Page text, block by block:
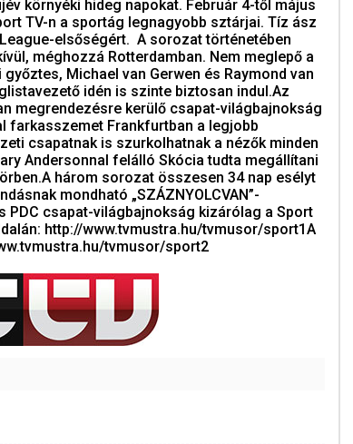
környéki hideg napokat. Február 4-től május
TV-n a sportág legnagyobb sztárjai. Tíz ász
elsőségért. A sorozat történetében
méghozzá Rotterdamban. Nem meglepő a
Michael van Gerwen és Raymond van
idén is szinte biztosan indul.Az
megrendezésre kerülő csapat-világbajnokság
farkasszemet Frankfurtban a legjobb
csapatnak is szurkolhatnak a nézők minden
Andersonnal felálló Skócia tudta megállítani
három sorozat összesen 34 nap esélyt
mondható „SZÁZNYOLCVAN”-
PDC csapat-világbajnokság kizárólag a Sport
http://www.tvmustra.hu/tvmusor/sport1A
tvmusor/sport2